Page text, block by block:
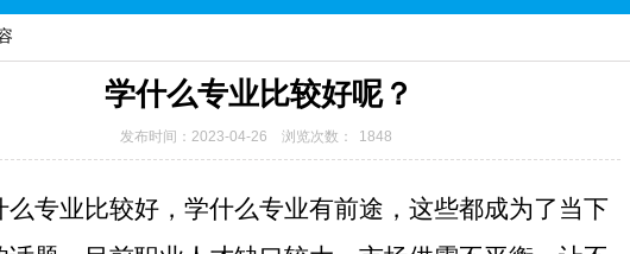
学什么专业比较好呢？
发布时间：2023-04-26 浏览次数： 1848
么专业比较好，学什么专业有前途，这些都成为了当下